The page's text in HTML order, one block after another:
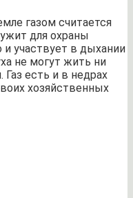
газом считается
для охраны
и участвует в дыхании
не могут жить ни
есть и в недрах
хозяйственных